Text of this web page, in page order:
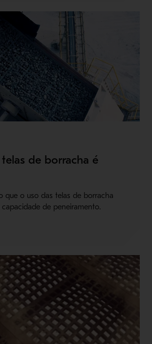
de borracha é
que o uso das telas de borracha
de peneiramento.